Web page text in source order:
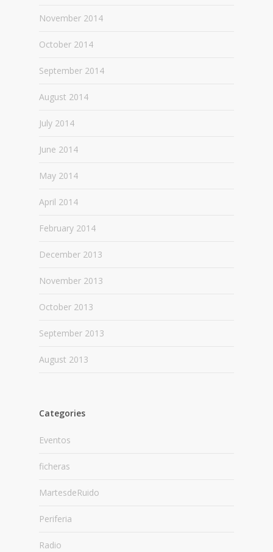
November 2014
October 2014
September 2014
August 2014
July 2014
June 2014
May 2014
April 2014
February 2014
December 2013
November 2013
October 2013
September 2013
August 2013
Categories
Eventos
ficheras
MartesdeRuido
Periferia
Radio